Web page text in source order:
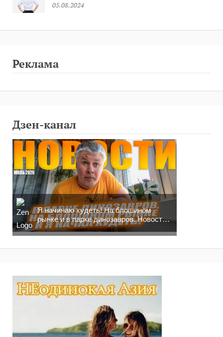
05.08.2024
Реклама
Дзен-канал
Я начинаю худеть! На блошином
рынке и в парке динозавров. Новости
москвича!